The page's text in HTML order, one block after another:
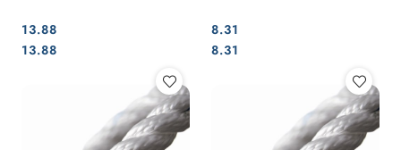
Cena:
13.88
Cena:
13.88 Cena:
8.31
Cena:
8.31